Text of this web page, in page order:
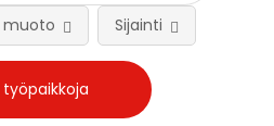
muoto Sijainti